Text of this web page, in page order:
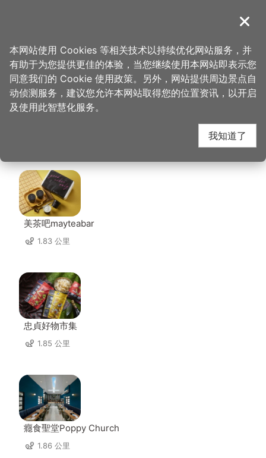
導覽
首页 > 想去的地方 > 马祖新村眷村文创园区
马祖新村眷村文创园区
周边店家
美茶吧mayteabar
1.83 公里
忠貞好物市集
1.85 公里
癮食聖堂Poppy Church
1.86 公里
关闭
本网站使用 Cookies 等相关技术以持续优化网站服务，并
有助于为您提供更佳的体验，当您继续使用本网站即表示您
同意我们的 Cookie 使用政策。另外，网站提供周边景点自
动侦测服务，建议您允许本网站取得您的位置资讯，以开启
及使用此智慧化服务。
我知道了